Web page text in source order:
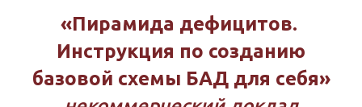
«Пирамида дефицитов.
Инструкция по созданию
базовой схемы БАД для себя»